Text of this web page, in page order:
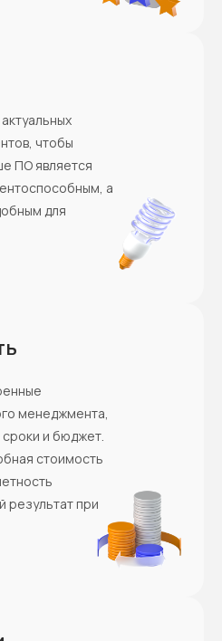
чтобы
ПО является
а
для
менеджмента,
и бюджет.
стоимость
результат при